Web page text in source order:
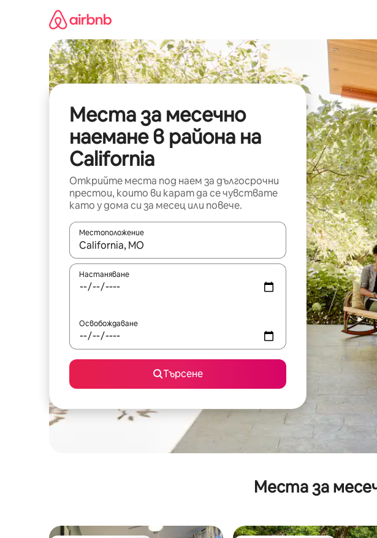
съдържанието
Места за месечно
наемане в района на
California
Открийте места под наем за дългосрочни
престои, които ви карат да се чувствате
като у дома си за месец или повече.
Местоположение
Когато резултатите се покажат, използвайте клавишите със
Настаняване
Освобождаване
Търсене
Места за